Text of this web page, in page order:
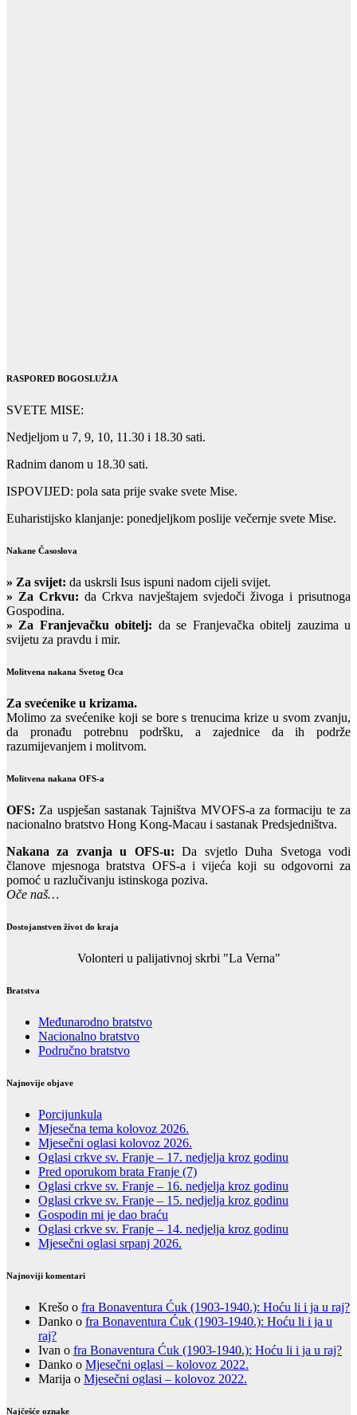
RASPORED BOGOSLUŽJA
SVETE MISE:
Nedjeljom u 7, 9, 10, 11.30 i 18.30 sati.
Radnim danom u 18.30 sati.
ISPOVIJED: pola sata prije svake svete Mise.
Euharistijsko klanjanje: ponedjeljkom poslije večernje svete Mise.
Nakane Časoslova
» Za svijet: da uskrsli Isus ispuni nadom cijeli svijet.
» Za Crkvu: da Crkva navještajem svjedoči živoga i prisutnoga
Gospodina.
» Za Franjevačku obitelj: da se Franjevačka obitelj zauzima u
svijetu za pravdu i mir.
Molitvena nakana Svetog Oca
Za svećenike u krizama.
Molimo za svećenike koji se bore s trenucima krize u svom zvanju,
da pronađu potrebnu podršku, a zajednice da ih podrže
razumijevanjem i molitvom.
Molitvena nakana OFS-a
OFS: Za uspješan sastanak Tajništva MVOFS-a za formaciju te za
nacionalno bratstvo Hong Kong-Macau i sastanak Predsjedništva.
Nakana za zvanja u OFS-u: Da svjetlo Duha Svetoga vodi
članove mjesnoga bratstva OFS-a i vijeća koji su odgovorni za
pomoć u razlučivanju istinskoga poziva.
Oče naš…
Dostojanstven život do kraja
Volonteri u palijativnoj skrbi "La Verna"
Bratstva
Međunarodno bratstvo
Nacionalno bratstvo
Područno bratstvo
Najnovije objave
Porcijunkula
Mjesečna tema kolovoz 2026.
Mjesečni oglasi kolovoz 2026.
Oglasi crkve sv. Franje – 17. nedjelja kroz godinu
Pred oporukom brata Franje (7)
Oglasi crkve sv. Franje – 16. nedjelja kroz godinu
Oglasi crkve sv. Franje – 15. nedjelja kroz godinu
Gospodin mi je dao braću
Oglasi crkve sv. Franje – 14. nedjelja kroz godinu
Mjesečni oglasi srpanj 2026.
Najnoviji komentari
Krešo o fra Bonaventura Ćuk (1903-1940.): Hoću li i ja u raj?
Danko o fra Bonaventura Ćuk (1903-1940.): Hoću li i ja u
raj?
Ivan o fra Bonaventura Ćuk (1903-1940.): Hoću li i ja u raj?
Danko o Mjesečni oglasi – kolovoz 2022.
Marija o Mjesečni oglasi – kolovoz 2022.
Najčešće oznake